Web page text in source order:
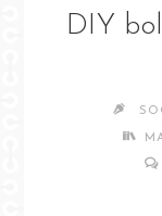
DIY